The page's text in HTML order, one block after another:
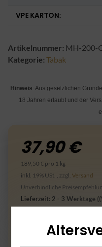
VPE KARTON:
Artikelnummer: MH-200-
Kategorie: Tabak
Hinweis: Aus gesetzlichen
18 Jahren erlaubt und der
37,90 €
189,50 € pro 1 kg
inkl. 19% USt. , zzgl. Versand
Unverbindliche
Lieferzeit: 2 - 3 Werktage